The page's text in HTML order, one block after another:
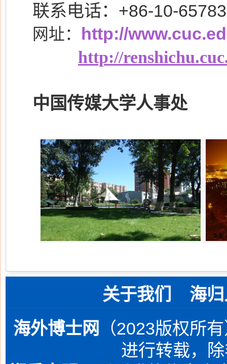
联系电话：+86-10-
网址： http://
http://
中国传媒大学人事处
关于我们 海
海外博士网
（2023版权所
进行转载，